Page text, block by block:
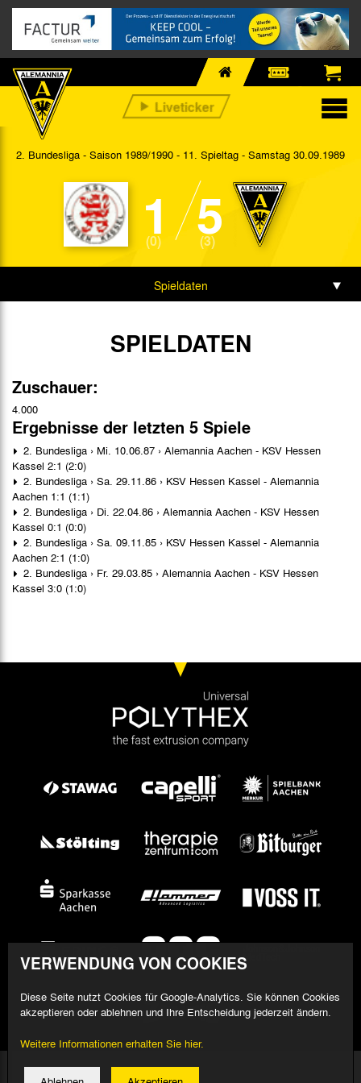
2. Bundesliga - Saison 1989/1990 - 11. Spieltag - Samstag 30.09.1989
1
(0) 5
(3)
Spieldaten
SPIELDATEN
Zuschauer:
4.000
Ergebnisse der letzten 5 Spiele
2. Bundesliga › Mi. 10.06.87 › Alemannia Aachen - KSV Hessen
Kassel 2:1 (2:0)
2. Bundesliga › Sa. 29.11.86 › KSV Hessen Kassel - Alemannia
Aachen 1:1 (1:1)
2. Bundesliga › Di. 22.04.86 › Alemannia Aachen - KSV Hessen
Kassel 0:1 (0:0)
2. Bundesliga › Sa. 09.11.85 › KSV Hessen Kassel - Alemannia
Aachen 2:1 (1:0)
2. Bundesliga › Fr. 29.03.85 › Alemannia Aachen - KSV Hessen
Kassel 3:0 (1:0)
© 2026 Alemannia Aachen - Alle Rechte vorbehalten
VERWENDUNG VON COOKIES
Diese Seite nutzt Cookies für Google-Analytics. Sie können Cookies
akzeptieren oder ablehnen und Ihre Entscheidung jederzeit ändern.
Weitere Informationen erhalten Sie hier.